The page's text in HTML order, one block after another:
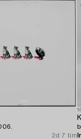
2d 7 tim